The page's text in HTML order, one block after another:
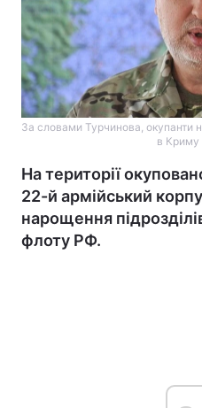
За словами Турчинова, окупанти
в Криму
На території
22-й армійський
нарощення
флоту РФ.